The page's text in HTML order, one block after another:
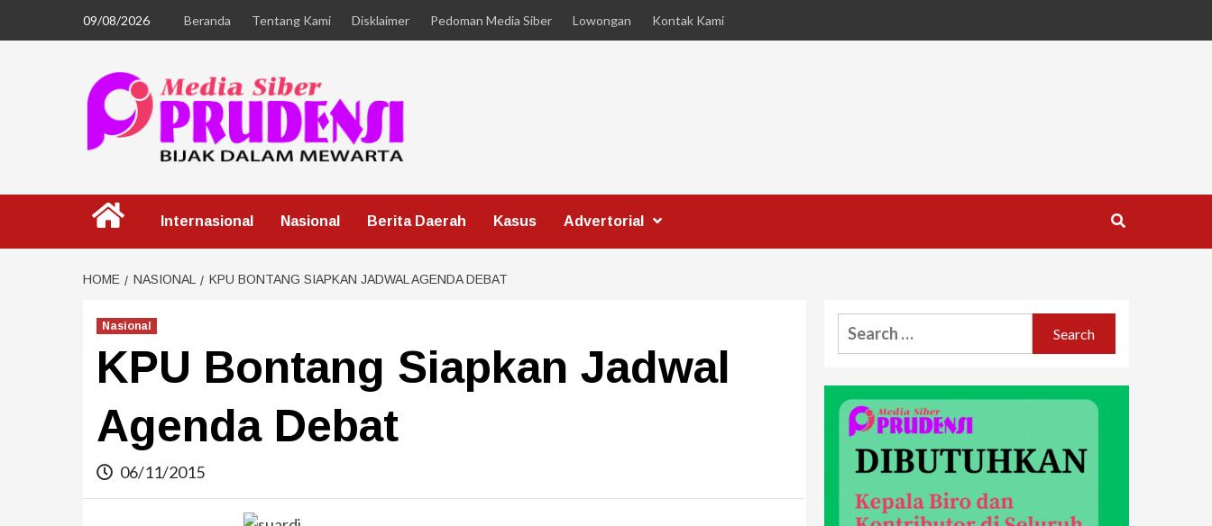
09/08/2026 Beranda Tentang Kami Disklaimer Pedoman Media Siber Lowongan Kontak Kami
Internasional Nasional Berita Daerah Kasus Advertorial
HOME NASIONAL KPU BONTANG SIAPKAN JADWAL AGENDA DEBAT
Nasional
KPU Bontang Siapkan Jadwal
Agenda Debat
06/11/2015